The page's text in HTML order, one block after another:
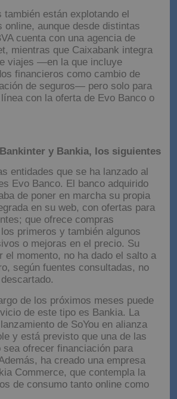
también están explotando el
online, aunque desde distintas
cuenta con una agencia de
mientras que Caixabank integra
viajes —en la que incluye
financieros como cambio de
de seguros— pero solo para
con la oferta de Evo Banco o
y Bankia, los siguientes
entidades que se ha lanzado al
Evo Banco. El banco adquirido
de poner en marcha su propia
en su web, con ofertas para
que ofrece compras
primeros y también algunos
o mejoras en el precio. Su
el momento, no ha dado el salto a
según fuentes consultadas, no
de los próximos meses puede
de este tipo es Bankia. La
de SoYou en alianza
y está previsto que una de las
sea ofrecer financiación para
ha creado una empresa
Commerce, que contempla la
de consumo tanto online como